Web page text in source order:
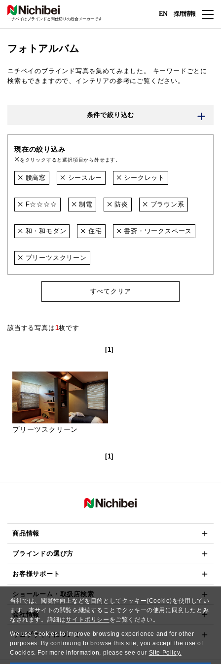
当社では、閲覧性向上などを目的としてクッキー(Cookie)を使用してい
ます。本サイトの閲覧を継続することでクッキーの使用に同意したとみ
なされます。詳細はサイトポリシー をご覧ください。
We use Cookies to improve browsing experience and for other
purposes. By continuing to browse this site, you accept the use of
Cookies. For more information, please see our Site Policy.
ニチベイはブラインドと間仕切りの総合メーカーです
EN 採用情報
フォトアルバム
ニチベイのブラインド写真を集めてみました。
キーワードごとに
検索もできますので、インテリアの参考にご覧ください。
条件で絞り込む
現在の絞り込み
をクリックすると選択項目から外せます。
腰高窓 シースルー シークレット
F☆☆☆☆ 制電 防炎 ブラウン系
和・和モダン 住宅 書斎・ワークスペース
プリーツスクリーン
すべてクリア
該当する写真は1枚です
[1]
プリーツスクリーン
[1]
商品情報
ブラインドの選び方
お客様サポート
ショールーム・取扱店検索
会社情報
ウェブサイトについて